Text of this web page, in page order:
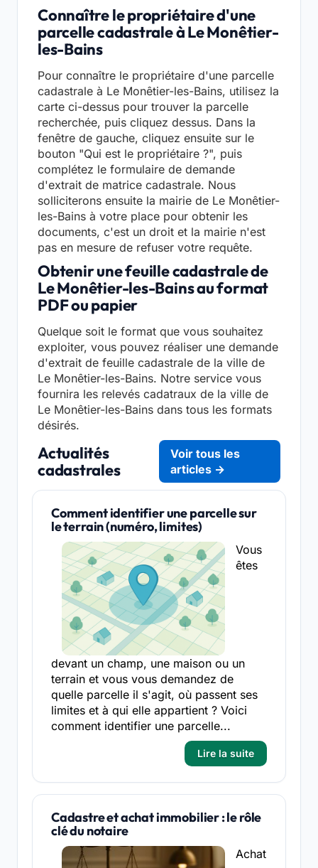
Connaître le propriétaire d'une
parcelle cadastrale à Le Monêtier-
les-Bains
Pour connaître le propriétaire d'une parcelle
cadastrale à Le Monêtier-les-Bains, utilisez la
carte ci-dessus pour trouver la parcelle
recherchée, puis cliquez dessus. Dans la
fenêtre de gauche, cliquez ensuite sur le
bouton "Qui est le propriétaire ?", puis
complétez le formulaire de demande
d'extrait de matrice cadastrale. Nous
solliciterons ensuite la mairie de Le Monêtier-
les-Bains à votre place pour obtenir les
documents, c'est un droit et la mairie n'est
pas en mesure de refuser votre requête.
Obtenir une feuille cadastrale de
Le Monêtier-les-Bains au format
PDF ou papier
Quelque soit le format que vous souhaitez
exploiter, vous pouvez réaliser une demande
d'extrait de feuille cadastrale de la ville de
Le Monêtier-les-Bains. Notre service vous
fournira les relevés cadatraux de la ville de
Le Monêtier-les-Bains dans tous les formats
désirés.
Actualités
cadastrales
Voir tous les
articles →
Comment identifier une parcelle sur
le terrain (numéro, limites)
Vous
êtes
devant un champ, une maison ou un
terrain et vous vous demandez de
quelle parcelle il s'agit, où passent ses
limites et à qui elle appartient ? Voici
comment identifier une parcelle...
Lire la suite
Cadastre et achat immobilier : le rôle
clé du notaire
Achat